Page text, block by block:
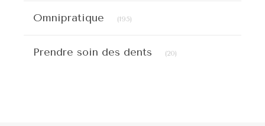
Omnipratique (195)
Prendre soin des dents (20)